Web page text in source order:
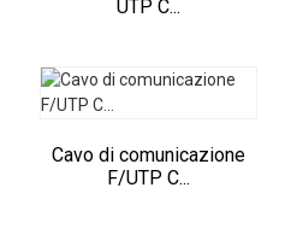
UTP C...
Cavo di comunicazione
F/UTP C...